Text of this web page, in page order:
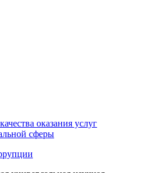
оказания услуг
сферы